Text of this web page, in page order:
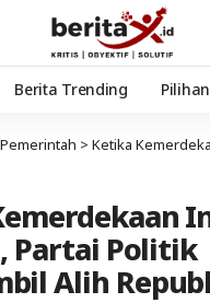
Berita Trending
Pemerintah > Ketika Kemerdekaan Indonesia
Partai Politik
Alih